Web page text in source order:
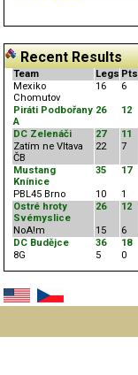
Recent Results
Team Legs Pts
Mexiko
Chomutov
16 6
Piráti Podbořany
A
26 12
DC Zelenáči 27
11
Zatím ne Vltava
ČB
22 7
Mustang
Knínice
35 17
PBL45 Brno 10
1
Ostré hroty
Svémyslice
26 12
NoA!m 15
6
DC Budějce
36
18
8G
5 0